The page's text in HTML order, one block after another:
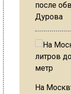
после
Дурова
На